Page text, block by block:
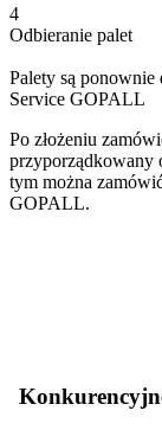
4
Odbieranie palet
Palety są
Service GOPALL
Po złożeniu
przyporządkowany
tym można
GOPALL.